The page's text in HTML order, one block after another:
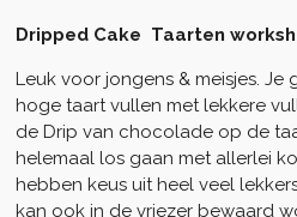
Dripped Cake Taarten
Leuk voor jongens & meisjes. Je
hoge taart vullen met lekkere
de Drip van chocolade op de
helemaal los gaan met allerlei
hebben keus uit heel veel
kan ook in de vriezer bewaard